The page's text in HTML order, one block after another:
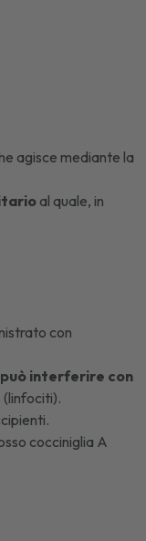
agisce mediante la
al quale, in
con
può interferire con
(linfociti).
cocciniglia A